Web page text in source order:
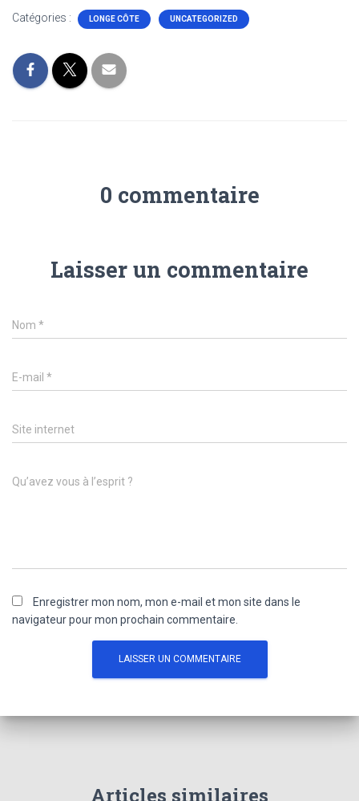
Catégories : LONGE CÔTE UNCATEGORIZED
0 commentaire
Laisser un commentaire
Nom *
E-mail *
Site internet
Qu’avez vous à l’esprit ?
Enregistrer mon nom, mon e-mail et mon site dans le
navigateur pour mon prochain commentaire.
Articles similaires